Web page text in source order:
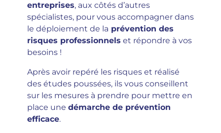
entreprises, aux côtés d’autres
spécialistes, pour vous accompagner dans
le déploiement de la prévention des
risques professionnels et répondre à vos
besoins !
Après avoir repéré les risques et réalisé
des études poussées, ils vous conseillent
sur les mesures à prendre pour mettre en
place une démarche de prévention
efficace.